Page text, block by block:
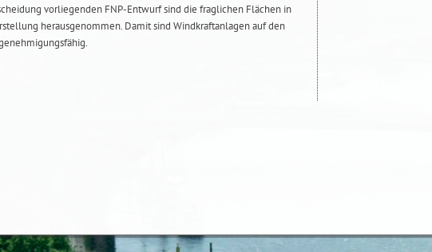
vorliegenden FNP-Entwurf sind die fraglichen Flächen in
herausgenommen. Damit sind Windkraftanlagen auf den